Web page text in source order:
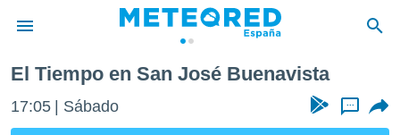
de
El Tiempo en San José Buenavista
17:05 Sábado ...